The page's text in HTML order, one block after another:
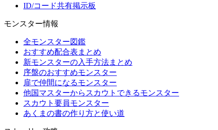
ID/コード共有掲示板
モンスター情報
全モンスター図鑑
おすすめ配合表まとめ
新モンスターの入手方法まとめ
序盤のおすすめモンスター
扉で仲間になるモンスター
他国マスターからスカウトできるモンスター
スカウト要員モンスター
あくまの書の作り方と使い道